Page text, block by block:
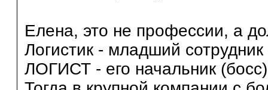
Елена, это не профессии, а
Логистик - младший
ЛОГИСТ - его начальник